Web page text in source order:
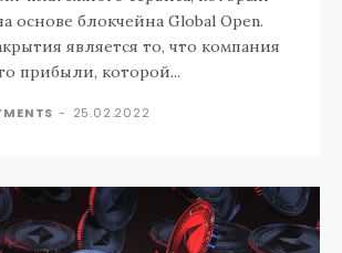
основе блокчейна Global Open.
является то, что компания
прибыли, которой...
- 25.02.2022